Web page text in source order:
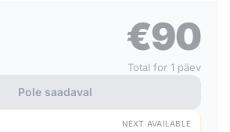
€90
Total for 1 päev
Pole saadaval
NEXT AVAILABLE